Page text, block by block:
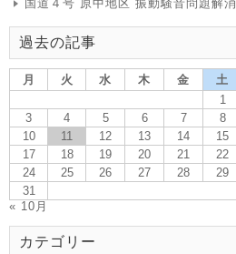
国道４号 原中地区 振動騒音問題解消
過去の記事
月 火 水 木 金 土
1
3
4 5 6 7 8
10
11 12 13 14 15
17
18 19 20 21 22
24
25 26 27 28 29
31
« 10月
カテゴリー